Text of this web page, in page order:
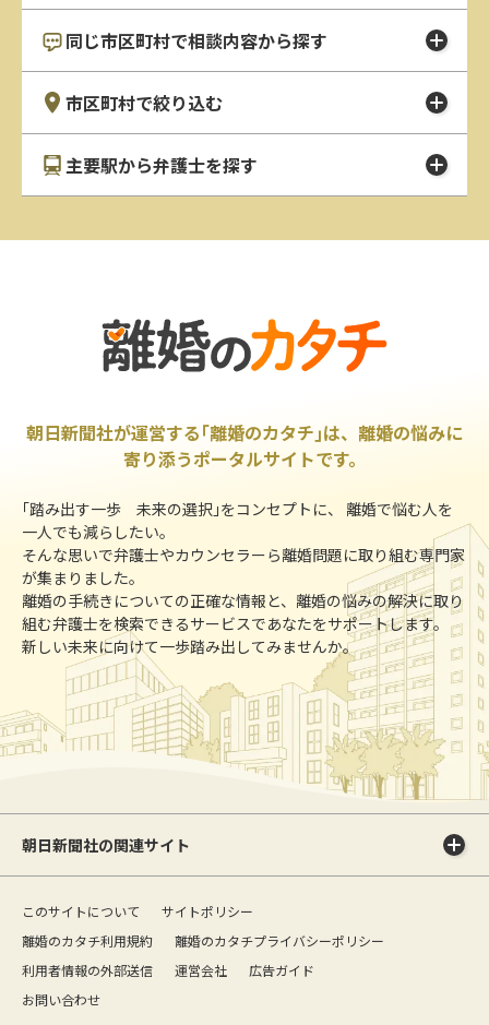
同じ市区町村で相談内容から探す
市区町村で絞り込む
主要駅から弁護士を探す
朝日新聞社が運営する｢離婚のカタチ｣は、離婚の悩みに
寄り添うポータルサイトです。
｢踏み出す一歩 未来の選択｣をコンセプトに、 離婚で悩む人を
一人でも減らしたい。
そんな思いで弁護士やカウンセラーら離婚問題に取り組む専門家
が集まりました。
離婚の手続きについての正確な情報と、離婚の悩みの解決に取り
組む弁護士を検索できるサービスであなたをサポートします。
新しい未来に向けて一歩踏み出してみませんか。
朝日新聞社の関連サイト
このサイトについて
サイトポリシー
離婚のカタチ利用規約
離婚のカタチプライバシーポリシー
利用者情報の外部送信
運営会社
広告ガイド
お問い合わせ